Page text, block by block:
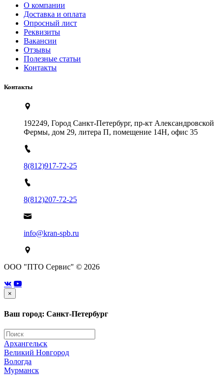
О компании
Доставка и оплата
Опросный лист
Реквизиты
Вакансии
Отзывы
Полезные статьи
Контакты
Контакты
192249, Город Санкт-Петербург, пр-кт Александровской
Фермы, дом 29, литера П, помещение 14Н, офис 35
8(812)917-72-25
8(812)207-72-25
info@kran-spb.ru
ООО "ПТО Сервис" © 2026
×
Ваш город: Санкт-Петербург
Архангельск
Великий Новгород
Вологда
Мурманск